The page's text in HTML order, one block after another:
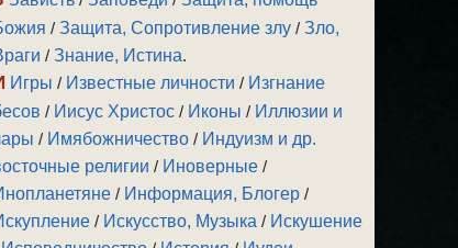
/Защита, Сопротивление злу /Зло,
/Знание, Истина.
Игры / Известные личности / Изгнание
/ Иисус Христос / Иконы / Иллюзии и
/ Имябожничество / Индуизм и др.
религии / Иноверные /
/ Информация, Блогер /
/ Искусство, Музыка / Искушение